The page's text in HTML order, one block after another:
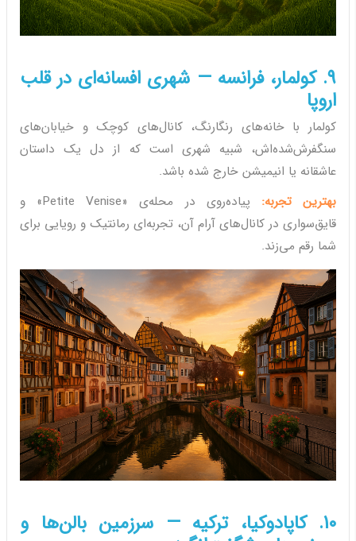
9. کولمار، فرانسه — شهری افسانه‌ای در قلب
اروپا
کولمار با خانه‌های رنگارنگ، کانال‌های کوچک و خیابان‌های
سنگفرش‌شده‌اش، شبیه شهری است که از دل یک داستان
عاشقانه یا انیمیشن خارج شده باشد.
بهترین تجربه:
پیاده‌روی در محله‌ی «Petite Venise» و
قایق‌سواری در کانال‌های آرام آن، تجربه‌ای رمانتیک و رویایی برای
شما رقم می‌زند.
10. کاپادوکیا، ترکیه — سرزمین بالن‌ها و